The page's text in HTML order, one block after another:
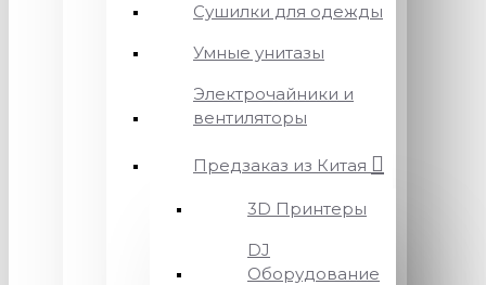
Сушилки для одежды
Умные унитазы
Электрочайники и
вентиляторы
Предзаказ из Китая
3D Принтеры
DJ
Оборудование